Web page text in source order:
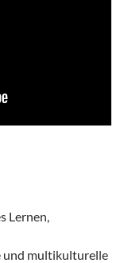
Lernen,
und multikulturelle